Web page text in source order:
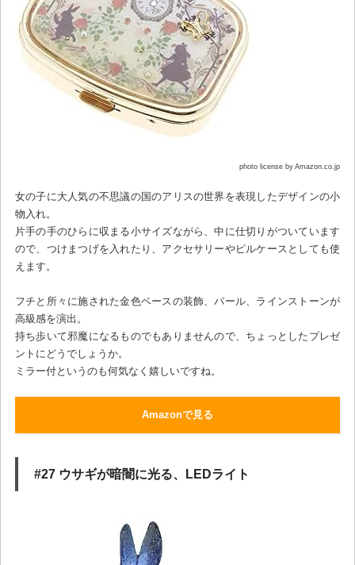
photo license by Amazon.co.jp
女の子に大人気の不思議の国のアリスの世界を表現したデザインの小
物入れ。
片手の手のひらに収まる小サイズながら、中に仕切りがついています
ので、つけまつげを入れたり、アクセサリーやピルケースとしても使
えます。
フチと所々に施された金色ベースの装飾、パール、ラインストーンが
高級感を演出。
持ち歩いて邪魔になるものでもありませんので、ちょっとしたプレゼ
ントにどうでしょうか。
ミラー付というのも何気なく嬉しいですね。
Amazonで見る
#27 ウサギが暗闇に光る、LEDライト